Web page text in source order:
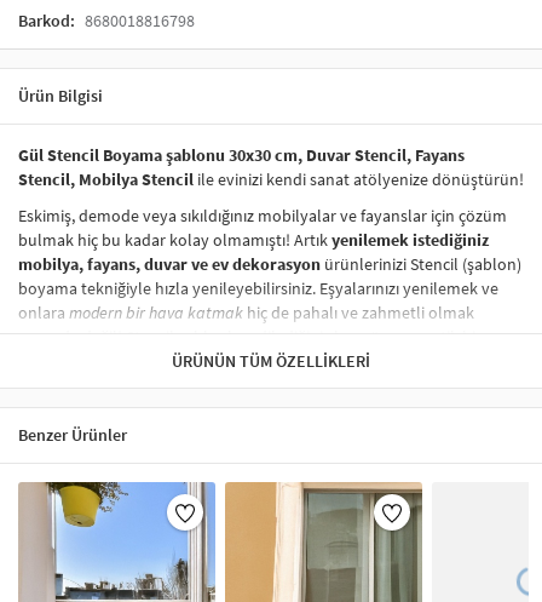
Barkod: 8680018816798
Ürün Bilgisi
Gül Stencil Boyama şablonu 30x30 cm, Duvar Stencil, Fayans
Stencil, Mobilya Stencil ile evinizi kendi sanat atölyenize dönüştürün!
Eskimiş, demode veya sıkıldığınız mobilyalar ve fayanslar için çözüm
bulmak hiç bu kadar kolay olmamıştı! Artıkyenilemek istediğiniz
mobilya, fayans, duvar ve ev dekorasyon ürünlerinizi Stencil (şablon)
boyama tekniğiyle hızla yenileyebilirsiniz. Eşyalarınızı yenilemek ve
onlara modern bir hava katmak hiç de pahalı ve zahmetli olmak
zorunda değil! Stencil şablonları, dilediğiniz her yüzeye pratik bir
desen uygulamanızısağlar ve mobilyalarınızın, duvarlarınızın,
kumaşlarınızın görünümünü anında değiştirebilir.
Çocuğunuzun dolabına, mutfak fayanslarına,
kumaşlara bile bant yardımıyla sabitleyip, istediğiniz renklerle
boyama yapabilirsiniz. Evinizi,kişisel zevkinizle özelleştirebilir, stencil
boyama seti ile yaratıcı projeler gerçekleştirebilirsiniz.El işi ve ev
dekorasyonu
sevenler için stencil, kolayca uygulanabilecek eğlenceli
ve etkili bir aktivitedir.
Stencil Boyamatekniği, her türlü yüzeyde rahatlıkla kullanılabilir.
ÜRÜNÜN TÜM ÖZELLIKLERI
Benzer Ürünler